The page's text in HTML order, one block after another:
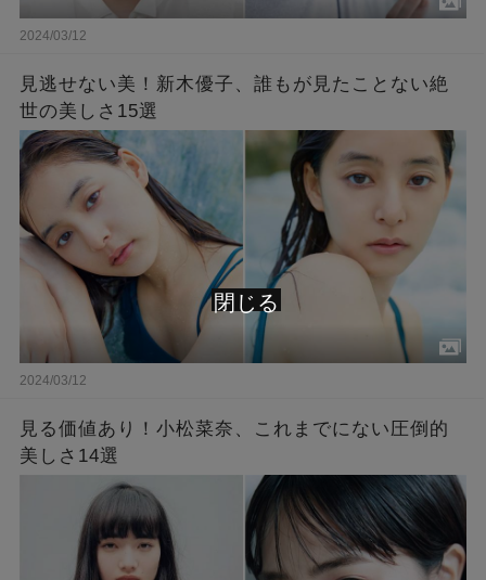
2024/03/12
見逃せない美！新木優子、誰もが見たことない絶
世の美しさ15選
2024/03/12
見る価値あり！小松菜奈、これまでにない圧倒的
美しさ14選
閉じる